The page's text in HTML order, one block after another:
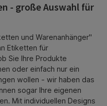
- große Auswahl für
und Warenanhänger"
Etiketten für
Sie Ihre Produkte
oder einfach nur ein
wollen - wir haben das
sogar Ihre eigenen
Mit individuellen Designs